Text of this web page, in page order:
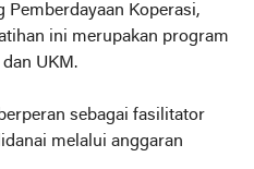
Pemberdayaan Koperasi,
ini merupakan program
UKM.
sebagai fasilitator
melalui anggaran